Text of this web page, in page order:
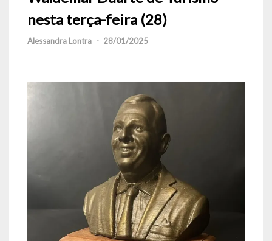
nesta terça-feira (28)
Alessandra Lontra - 28/01/2025